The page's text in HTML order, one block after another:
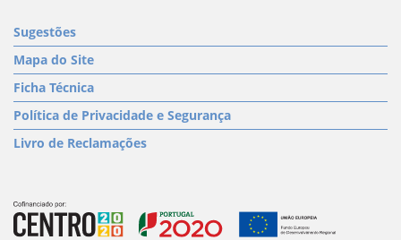
Sugestões
Mapa do Site
Ficha Técnica
Política de Privacidade e Segurança
Livro de Reclamações